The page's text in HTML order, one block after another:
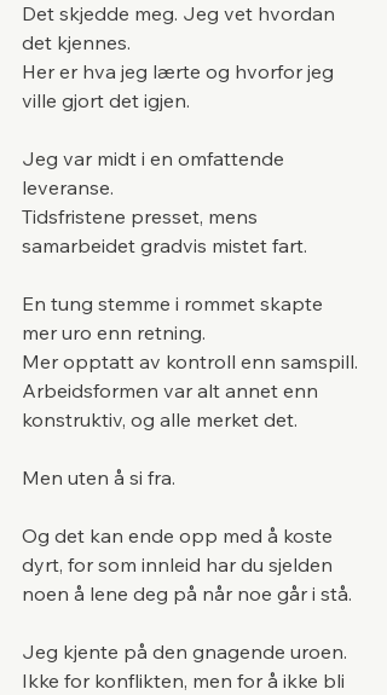
Det skjedde meg. Jeg vet hvordan
det kjennes.
Her er hva jeg lærte og hvorfor jeg
ville gjort det igjen.
Jeg var midt i en omfattende
leveranse.
Tidsfristene presset, mens
samarbeidet gradvis mistet fart.
En tung stemme i rommet skapte
mer uro enn retning.
Mer opptatt av kontroll enn samspill.
Arbeidsformen var alt annet enn
konstruktiv, og alle merket det.
Men uten å si fra.
Og det kan ende opp med å koste
dyrt, for som innleid har du sjelden
noen å lene deg på når noe går i stå.
Jeg kjente på den gnagende uroen.
Ikke for konflikten, men for å ikke bli